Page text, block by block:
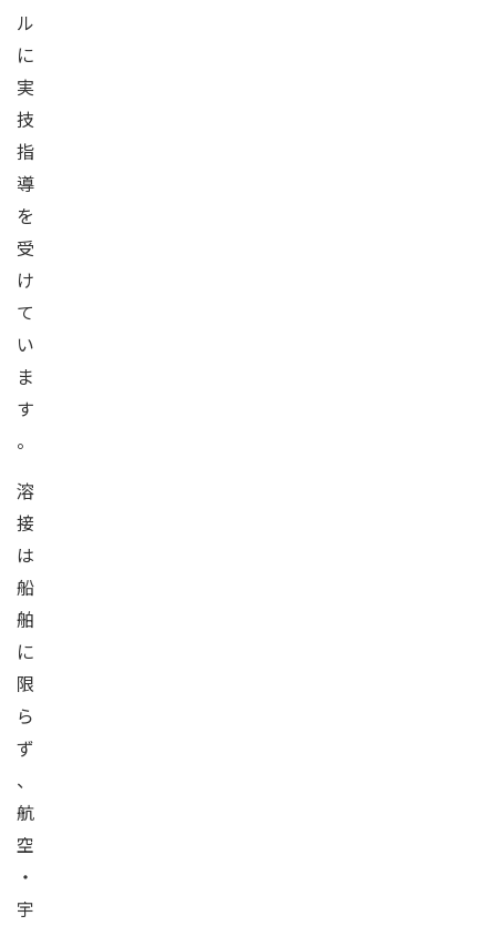
ル
に
実
技
指
導
を
受
け
て
い
ま
す
。
溶
接
は
船
舶
に
限
ら
ず
、
航
空
・
宇